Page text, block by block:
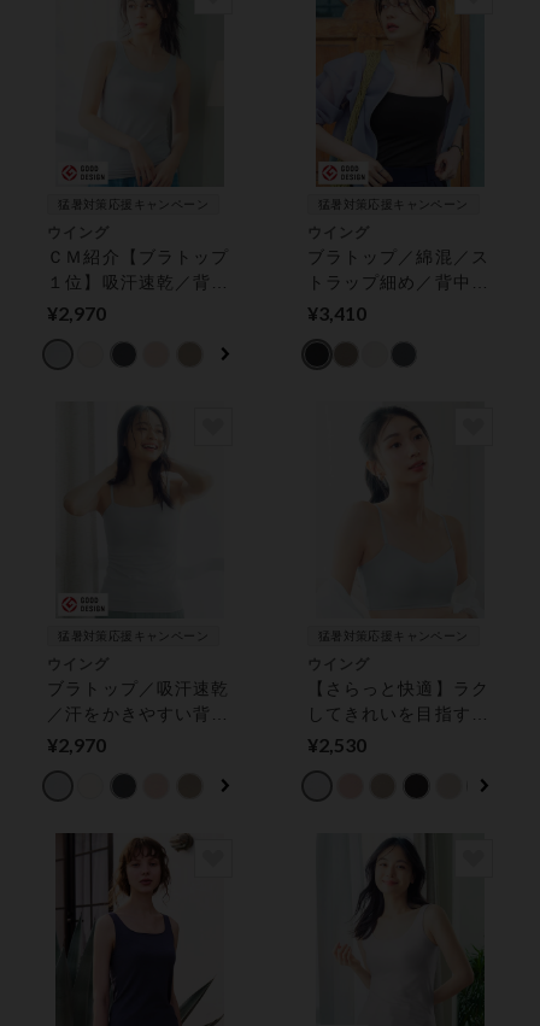
猛暑対策応援キャンペーン
ウイング
ＣＭ紹介【ブラトップ
１位】吸汗速乾／背中
もひんやり涼しい【シ
近藤千尋さん着用★
¥2,970
猛暑対策応援キャンペーン
ウイング
ブラトップ／綿混／ス
トラップ細め／背中ひ
んやり・さらっと快適
プ】★近藤千尋さん着
¥3,410
猛暑対策応援キャンペーン
ウイング
ブラトップ／吸汗速乾
／汗をかきやすい背中
もひんやり涼しい／
ロブラトップ】 カッ
¥2,970
猛暑対策応援キャンペーン
ウイング
【さらっと快適】ラク
してきれいを目指す！
しめつけが苦手な方に
ーフトップ】 ハーフ
¥2,530